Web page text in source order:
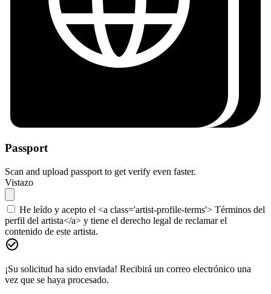
Passport
Scan and upload passport to get verify even faster.
Vistazo
He leído y acepto el <a class='artist-profile-terms'> Términos del
perfil del artista</a> y tiene el derecho legal de reclamar el
contenido de este artista.
¡Su solicitud ha sido enviada! Recibirá un correo electrónico una
vez que se haya procesado.